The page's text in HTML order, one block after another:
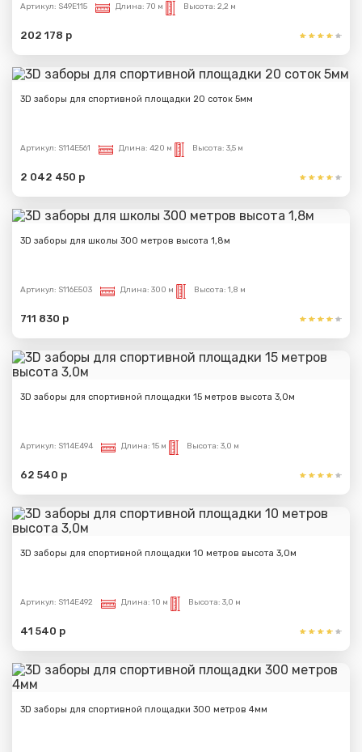
Артикул: S49E115 Длина: 70 м Высота: 2,2 м
202 178 р
3D заборы для спортивной площадки 20 соток 5мм
Артикул: S114E561 Длина: 420 м Высота: 3,5 м
2 042 450 р
3D заборы для школы 300 метров высота 1,8м
Артикул: S116E503 Длина: 300 м Высота: 1,8 м
711 830 р
3D заборы для спортивной площадки 15 метров высота 3,0м
Артикул: S114E494 Длина: 15 м Высота: 3,0 м
62 540 р
3D заборы для спортивной площадки 10 метров высота 3,0м
Артикул: S114E492 Длина: 10 м Высота: 3,0 м
41 540 р
3D заборы для спортивной площадки 300 метров 4мм